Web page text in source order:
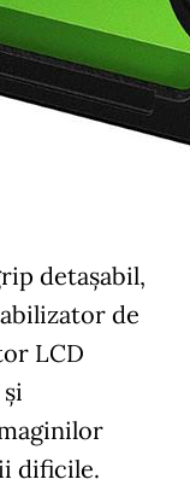
detaşabil,
de
LCD
dificile.